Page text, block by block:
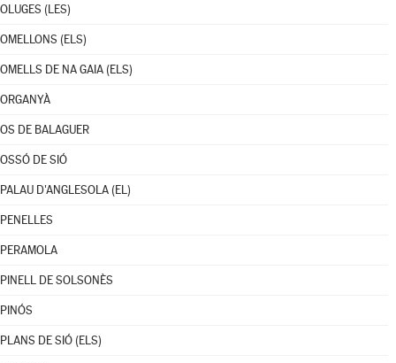
OLUGES (LES)
OMELLONS (ELS)
OMELLS DE NA GAIA (ELS)
ORGANYÀ
OS DE BALAGUER
OSSÓ DE SIÓ
PALAU D'ANGLESOLA (EL)
PENELLES
PERAMOLA
PINELL DE SOLSONÈS
PINÓS
PLANS DE SIÓ (ELS)